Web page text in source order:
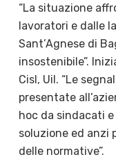
“La situazione
lavoratori e dalle
Sant’Agnese di
insostenibile”.
Cisl, Uil. “Le
presentate
hoc da sindacati
soluzione ed anzi
delle normative”.